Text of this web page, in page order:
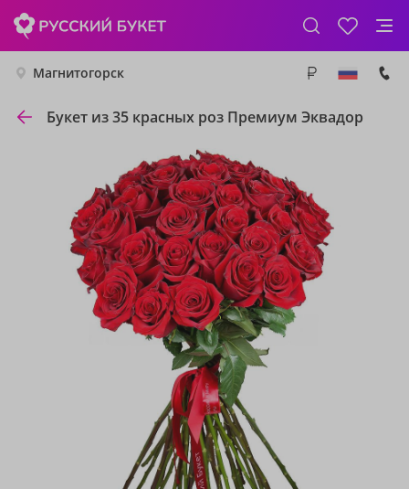
Магнитогорск
Букет из 35 красных роз Премиум Эквадор